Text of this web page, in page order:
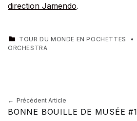
direction Jamendo.
CATEGORIZED IN:
TOUR DU MONDE EN POCHETTES
ORCHESTRA
Navigation de l’article
Précédent Article
BONNE BOUILLE DE MUSÉE #1